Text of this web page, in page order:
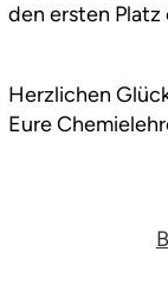
den ersten Platz
Herzlichen
Eure